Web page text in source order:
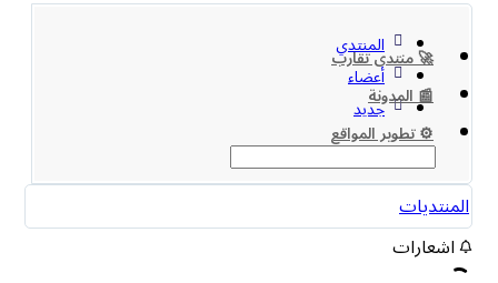
🚀 منتدى تقارب
📰 المدونة
⚙️ تطوير المواقع
المنتدي
أعضاء
جديد
المنتديات
اشعارات